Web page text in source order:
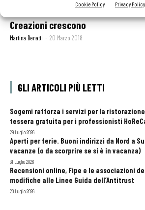
Cookie Policy Privacy Policy
Creazioni crescono
Martina Benatti - 20 Marzo 2018
GLI ARTICOLI PIÙ LETTI
Sogemi rafforza i servizi per la
tessera gratuita per i professionisti
29 Luglio 2026
Aperti per ferie. Buoni indirizzi da Nord a
vacanze (o da scorprire se si è in vacanza)
31 Luglio 2026
Recensioni online, Fipe e le associazioni
modifiche alle Linee Guida dell’Antitrust
20 Luglio 2026